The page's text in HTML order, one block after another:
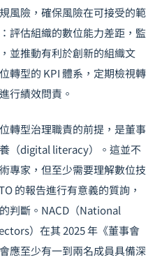
風險，確保風險在可接受的範
：評估組織的數位能力差距，監
並推動有利於創新的組織文
轉型的 KPI 體系，定期檢視轉
行績效問責。
轉型治理職責的前提，是董事
（digital literacy）。這並不
專家，但至少需要理解數位技
的報告進行有意義的質詢，
判斷。NACD（National
）在其 2025 年《董事會
應至少有一到兩名成員具備深